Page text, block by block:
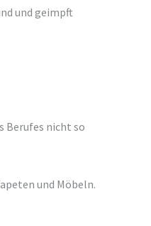
und geimpft
Berufes nicht so
und Möbeln.